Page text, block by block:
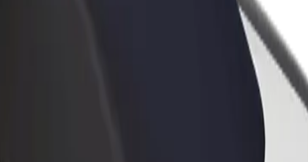
Bolt-produkter og tjenester oppskalert for